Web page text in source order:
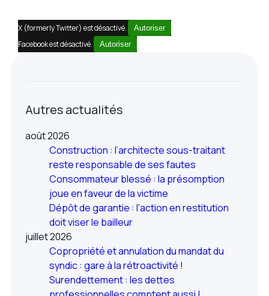
X (formerly Twitter) est désactivé. Autoriser
Facebook est désactivé. Autoriser
Autres actualités
août 2026
Construction : l’architecte sous-traitant
reste responsable de ses fautes
Consommateur blessé : la présomption
joue en faveur de la victime
Dépôt de garantie : l'action en restitution
doit viser le bailleur
juillet 2026
Copropriété et annulation du mandat du
syndic : gare à la rétroactivité !
Surendettement : les dettes